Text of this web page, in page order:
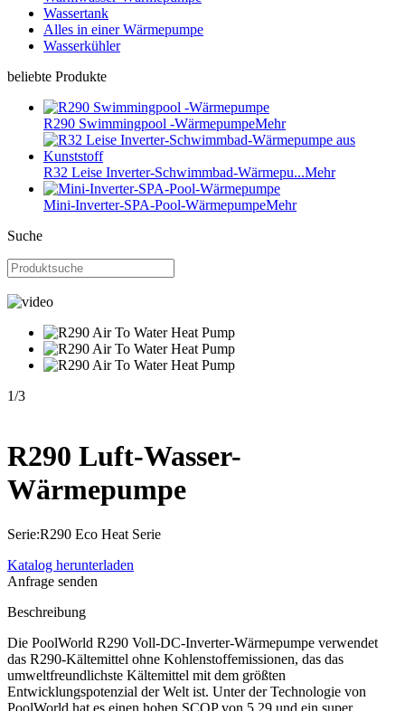
Wassertank
Alles in einer Wärmepumpe
Wasserkühler
beliebte Produkte
R290 Swimmingpool -WärmepumpeMehr
R32 Leise Inverter-Schwimmbad-Wärmepu...Mehr
Mini-Inverter-SPA-Pool-WärmepumpeMehr
Suche
1/3
R290 Luft-Wasser-
Wärmepumpe
Serie:R290 Eco Heat Serie
Katalog herunterladen
Anfrage senden
Beschreibung
Die PoolWorld R290 Voll-DC-Inverter-Wärmepumpe verwendet
das R290-Kältemittel ohne Kohlenstoffemissionen, das das
umweltfreundlichste Kältemittel mit dem größten
Entwicklungspotenzial der Welt ist. Unter der Technologie von
PoolWorld hat es einen hohen SCOP von 5,29 und ein super